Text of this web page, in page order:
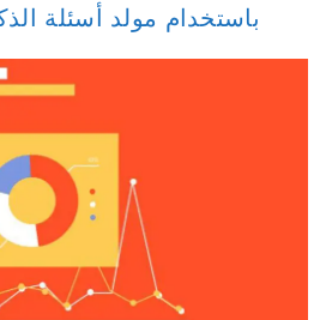
باستخدام مولد أسئلة